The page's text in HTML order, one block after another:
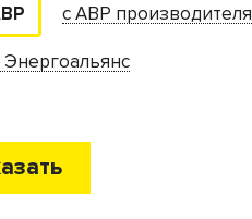
с АВР производителя